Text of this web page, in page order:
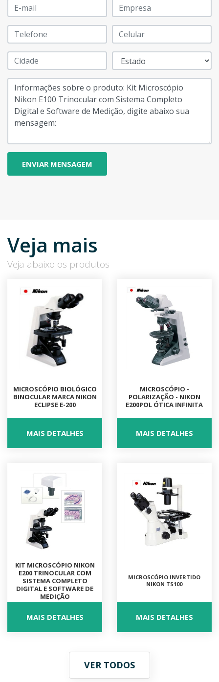
Veja mais
Veja abaixo os produtos
MICROSCÓPIO BIOLÓGICO
BINOCULAR MARCA NIKON
ECLIPSE E-200
MAIS DETALHES
MICROSCÓPIO -
POLARIZAÇÃO - NIKON
E200POL ÓTICA INFINITA
MAIS DETALHES
KIT MICROSCÓPIO NIKON
E200 TRINOCULAR COM
SISTEMA COMPLETO
DIGITAL E SOFTWARE DE
MEDIÇÃO
MAIS DETALHES
MICROSCÓPIO INVERTIDO
NIKON TS100
MAIS DETALHES
VER TODOS